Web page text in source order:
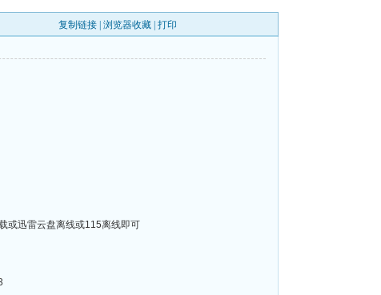
复制链接| 浏览器收藏| 打印
或迅雷云盘离线或115离线即可